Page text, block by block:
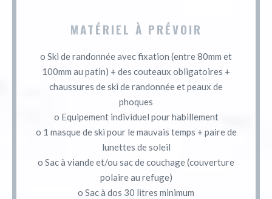
MATÉRIEL À PRÉVOIR
o Ski de randonnée avec fixation (entre 80mm et
100mm au patin) + des couteaux obligatoires +
chaussures de ski de randonnée et peaux de
phoques
o Equipement individuel pour habillement
o 1 masque de ski pour le mauvais temps + paire de
lunettes de soleil
o Sac à viande et/ou sac de couchage (couverture
polaire au refuge)
o Sac à dos 30 litres minimum